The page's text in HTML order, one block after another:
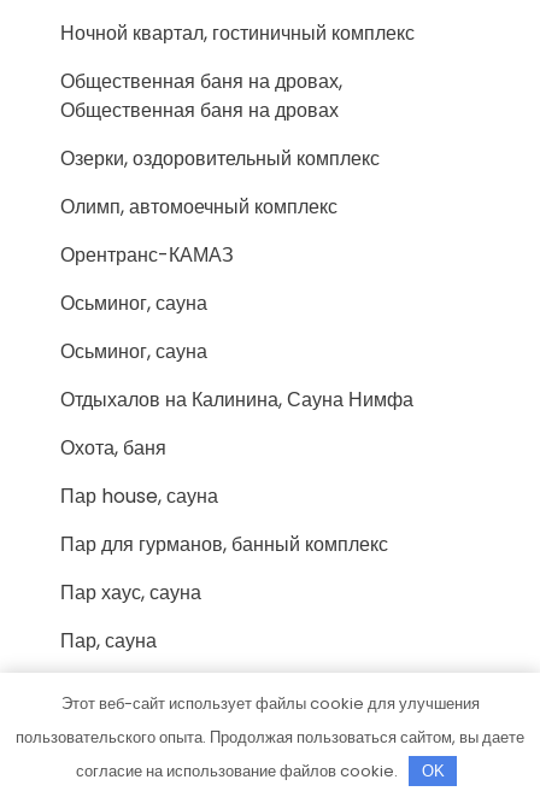
Ночной квартал, гостиничный комплекс
Общественная баня на дровах,
Общественная баня на дровах
Озерки, оздоровительный комплекс
Олимп, автомоечный комплекс
Орентранс-КАМАЗ
Осьминог, сауна
Осьминог, сауна
Отдыхалов на Калинина, Сауна Нимфа
Охота, баня
Пар house, сауна
Пар для гурманов, банный комплекс
Пар хаус, сауна
Пар, сауна
Паровозъ, гостевой комплекс
Парус, центр отдыха
Этот веб-сайт использует файлы cookie для улучшения
пользовательского опыта. Продолжая пользоваться сайтом, вы даете
согласие на использование файлов cookie.
OK